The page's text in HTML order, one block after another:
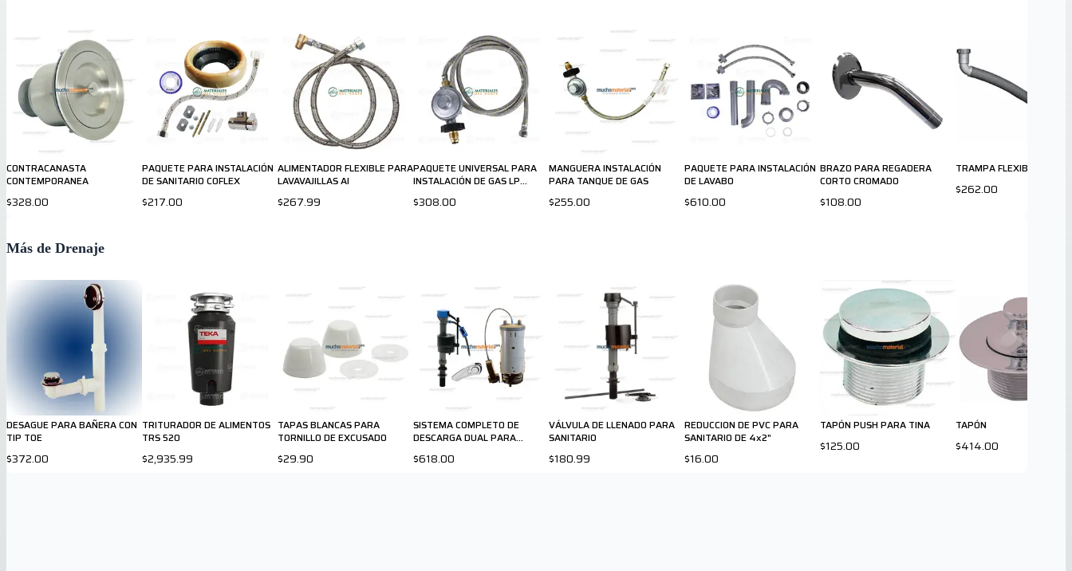
CONTRACANASTA
CONTEMPORANEA
$328.00
PAQUETE PARA INSTALACIÓN
DE SANITARIO COFLEX
$217.00
ALIMENTADOR FLEXIBLE PARA
LAVAVAJILLAS AI
$267.99
PAQUETE UNIVERSAL PARA
INSTALACIÓN DE GAS LP
$308.00
MANGUERA INSTALACIÓN
PARA TANQUE DE GAS
$255.00
PAQUETE PARA INSTALACIÓN
DE LAVABO
$610.00
BRAZO PARA REGADERA
CORTO CROMADO
$108.00
TRAMPA FLEXIBLE DOBLE
$262.00
Más de Drenaje
DESAGUE PARA BAÑERA CON
TIP TOE
$372.00
TRITURADOR DE ALIMENTOS
TRS 520
$2,935.99
TAPAS BLANCAS PARA
TORNILLO DE EXCUSADO
$29.90
SISTEMA COMPLETO DE
DESCARGA DUAL PARA
$618.00
VÁLVULA DE LLENADO PARA
SANITARIO
$180.99
REDUCCION DE PVC PARA
SANITARIO DE 4x2"
$16.00
TAPÓN PUSH PARA TINA
$125.00
TAPÓN
$414.00